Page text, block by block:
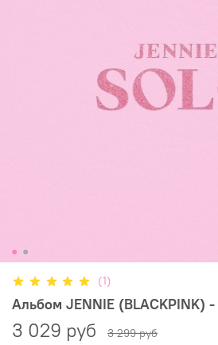
(1)
Альбом JENNIE (BLACKPINK) -
3 029 руб
3 299 руб